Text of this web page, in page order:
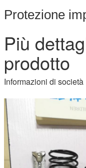
Protezione
Più
prodotto
Informazioni di società